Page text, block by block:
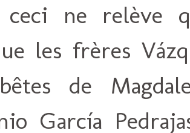
ceci ne relève
les frères
de
García